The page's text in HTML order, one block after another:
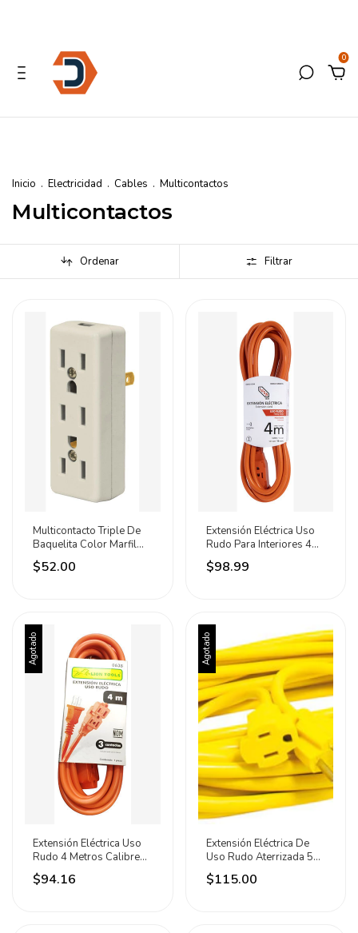
0
Inicio . Electricidad . Cables . Multicontactos
Multicontactos
Ordenar Filtrar
Multicontacto Triple De
Baquelita Color Marfil
Volteck
$52.00
Extensión Eléctrica Uso
Rudo Para Interiores 4
Metros Iusa
$98.99
Agotado
Extensión Eléctrica Uso
Rudo 4 Metros Calibre
16 Lion Tools Naranja
Claro
$94.16
Agotado
Extensión Eléctrica De
Uso Rudo Aterrizada 5m
1625w Surtek
$115.00